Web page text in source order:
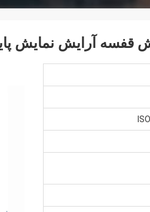
آرایش نمایش